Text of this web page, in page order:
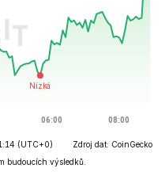
(UTC+0)
Zdroj dat: CoinGecko
budoucích výsledků.